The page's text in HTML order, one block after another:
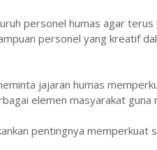
personel humas agar
personel yang kreatif
jajaran humas
elemen masyarakat
pentingnya memperkuat